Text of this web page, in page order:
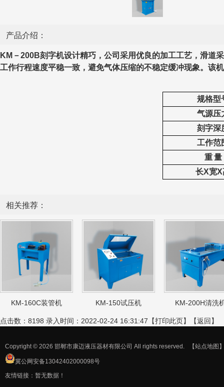
产品介绍：
KM－200B刻字机设计精巧，公司采用优良的加工工艺，滑道
工作行程速度平稳一致，避免气体压缩的不稳定缓冲现象。该
规格型
气源压
刻字深
工作范
重 量
长X宽X
相关推荐：
KM-160C装管机 KM-150试压机 KM-200H清洗
点击数：8198 录入时间：2022-02-24 16:31:47【打印此页】【返回 】
Copyright © 2026 邯郸市康迈液压器材有限公司 All rights reserved. 【站点地图
冀公网安备13042402000098号
友情链接：暂无数据！